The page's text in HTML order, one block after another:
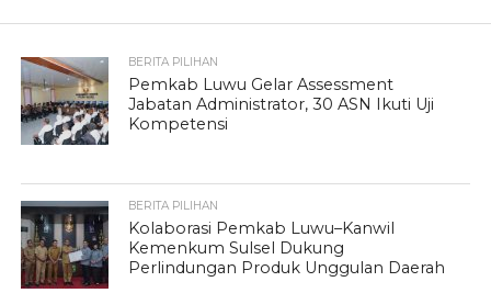
BERITA PILIHAN
Pemkab Luwu Gelar Assessment
Jabatan Administrator, 30 ASN Ikuti Uji
Kompetensi
BERITA PILIHAN
Kolaborasi Pemkab Luwu–Kanwil
Kemenkum Sulsel Dukung
Perlindungan Produk Unggulan Daerah